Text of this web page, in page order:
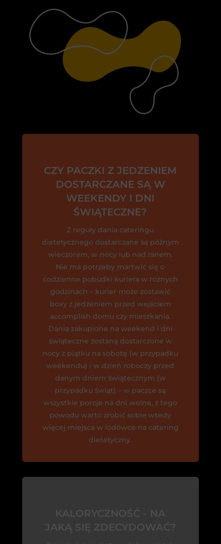
CZY PACZKI Z JEDZENIEM
DOSTARCZANE SĄ W
WEEKENDY I DNI
ŚWIĄTECZNE?
Z reguły dania cateringu
dietetycznego dostarczane są późnym
wieczorem, w nocy lub nad ranem.
Nie ma potrzeby martwić się o
codzienne pobudki kuriera w różnych
godzinach – kurier może zostawić
boxy z jedzeniem przed wejściem
accomplish domu czy mieszkania.
Dania zakupione na weekend i dni
świąteczne zostaną dostarczone w
nocy z piątku na sobotę (w przypadku
weekendu) i w dzień roboczy przed
danym dniem świątecznym (w
przypadku świąt) – w paczce są
wszystkie porcje na dni wolne, z tego
powodu warto zrobić sobie wtedy
więcej miejsca w lodówce na catering
dietetyczny.